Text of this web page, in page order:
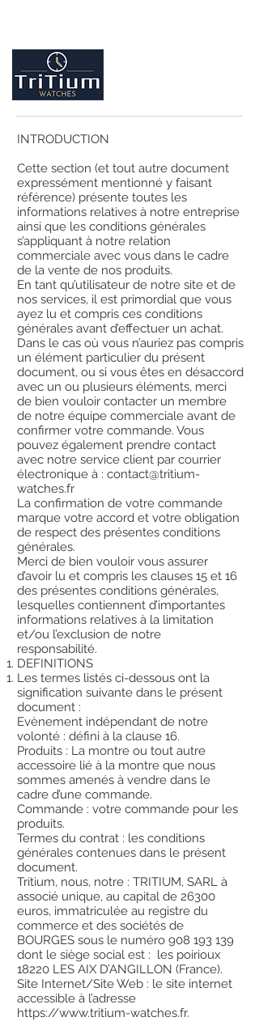
INTRODUCTION
Cette section (et tout autre document
expressément mentionné y faisant
référence) présente toutes les
informations relatives à notre entreprise
ainsi que les conditions générales
s’appliquant à notre relation
commerciale avec vous dans le cadre
de la vente de nos produits.
En tant qu’utilisateur de notre site et de
nos services, il est primordial que vous
ayez lu et compris ces conditions
générales avant d’effectuer un achat.
Dans le cas où vous n’auriez pas compris
un élément particulier du présent
document, ou si vous êtes en désaccord
avec un ou plusieurs éléments, merci
de bien vouloir contacter un membre
de notre équipe commerciale avant de
confirmer votre commande. Vous
pouvez également prendre contact
avec notre service client par courrier
électronique à : contact@tritium-
watches.fr
La confirmation de votre commande
marque votre accord et votre obligation
de respect des présentes conditions
générales.
Merci de bien vouloir vous assurer
d’avoir lu et compris les clauses 15 et 16
des présentes conditions générales,
lesquelles contiennent d’importantes
informations relatives à la limitation
et/ou l’exclusion de notre
responsabilité.
DEFINITIONS
Les termes listés ci-dessous ont la
signification suivante dans le présent
document :
Evènement indépendant de notre
volonté : défini à la clause 16.
Produits : La montre ou tout autre
accessoire lié à la montre que nous
sommes amenés à vendre dans le
cadre d’une commande.
Commande : votre commande pour les
produits.
Termes du contrat : les conditions
générales contenues dans le présent
document.
Tritium, nous, notre : TRITIUM, SARL à
associé unique, au capital de 26300
euros, immatriculée au registre du
commerce et des sociétés de
BOURGES sous le numéro 908 193 139
dont le siège social est : les poirioux
18220 LES AIX D’ANGILLON (France).
Site Internet/Site Web : le site internet
accessible à l’adresse
https://www.tritium-watches.fr.